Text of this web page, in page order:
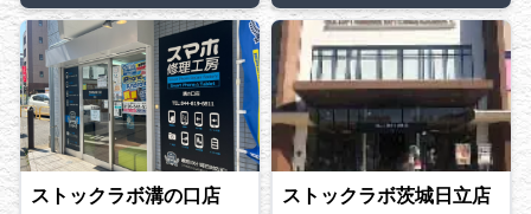
ストックラボ溝の口店
ストックラボ茨城日立店